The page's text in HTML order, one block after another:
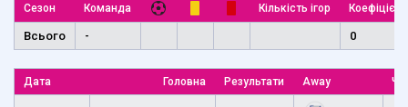
Сезон Команда Кількість ігор
Всього - 0
Дата Головна Результати Away